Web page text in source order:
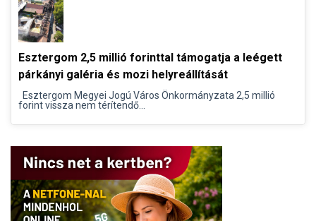
Esztergom 2,5 millió forinttal támogatja a leégett
párkányi galéria és mozi helyreállítását
Esztergom Megyei Jogú Város Önkormányzata 2,5 millió
forint vissza nem térítendő...